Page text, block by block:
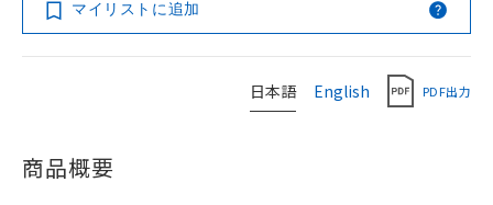
マイリストに追加
日本語 English PDF出力
商品概要